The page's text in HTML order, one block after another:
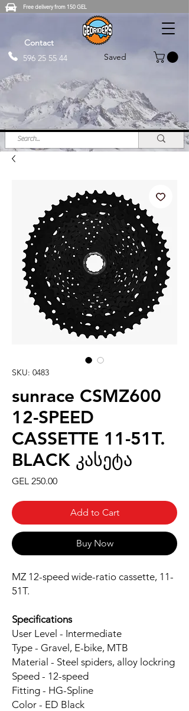
Free delivery from 150 GEL
Contact
596 25 55 44
Saved
SKU: 0483
sunrace CSMZ600
12-SPEED
CASSETTE 11-51T.
BLACK კასეტა
GEL 250.00Price
Add to Cart
Buy Now
MZ 12-speed wide-ratio cassette, 11-
51T.
Specifications
User Level - Intermediate
Type - Gravel, E-bike, MTB
Material - Steel spiders, alloy lockring
Speed - 12-speed
Fitting - HG-Spline
Color - ED Black